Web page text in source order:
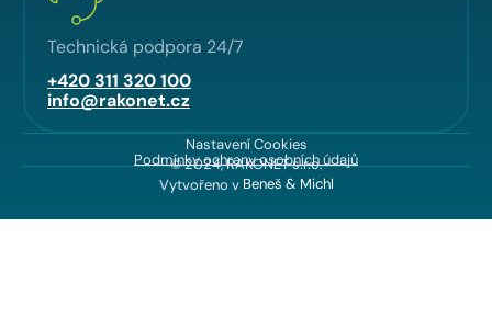
Technická podpora 24/7
+420 311 320 100
info@rakonet.cz
Nastavení Cookies
Podmínky ochrany osobních údajů
© 2024, RAKONET s.r.o.
Vytvořeno v Beneš & Michl